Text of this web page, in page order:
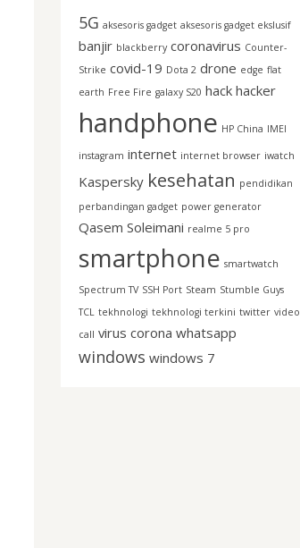
5G aksesoris gadget aksesoris gadget ekslusif
banjir blackberry coronavirus Counter-
Strike covid-19 Dota 2 drone edge flat
earth Free Fire galaxy S20 hack hacker
handphone HP China IMEI
instagram internet internet browser iwatch
Kaspersky kesehatan pendidikan
perbandingan gadget power generator
Qasem Soleimani realme 5 pro
smartphone smartwatch
Spectrum TV SSH Port Steam Stumble Guys
TCL tekhnologi tekhnologi terkini twitter video
call virus corona whatsapp
windows windows 7